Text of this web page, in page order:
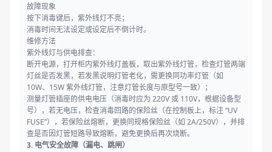
故障现象
按下消毒键后，紫外线灯不亮；
消毒时间无法设定或设定后不倒计时。
维修方法
紫外线灯与供电排查：
断开电源，打开柜内紫外线灯盖板，取出紫外线灯管，检查灯管两端
灯丝是否发黑，若发黑说明灯管老化，需更换同功率灯管（如
10W、15W 紫外线灯管，注意灯管长度与原型号一致）；
测量灯管插座的供电电压（消毒时应为 220V 或 110V，根据设备型
号），若无电压，检查消毒回路的保险丝（在控制板上，标注 “UV
FUSE”），若保险丝熔断，更换同规格保险丝（如 2A/250V），并排
查是否因灯管短路导致熔断，避免更换后再次烧断。
3. 电气安全故障（漏电、跳闸）